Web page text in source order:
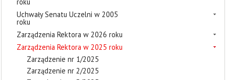
Uchwały Senatu Uczelni w 2005
roku
Zarządzenia Rektora w 2026 roku
Zarządzenia Rektora w 2025 roku
Zarządzenie nr 1/2025
Zarządzenie nr 2/2025